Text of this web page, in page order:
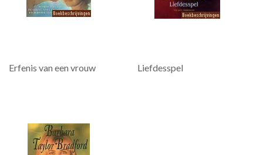
Erfenis van een vrouw Liefdesspel